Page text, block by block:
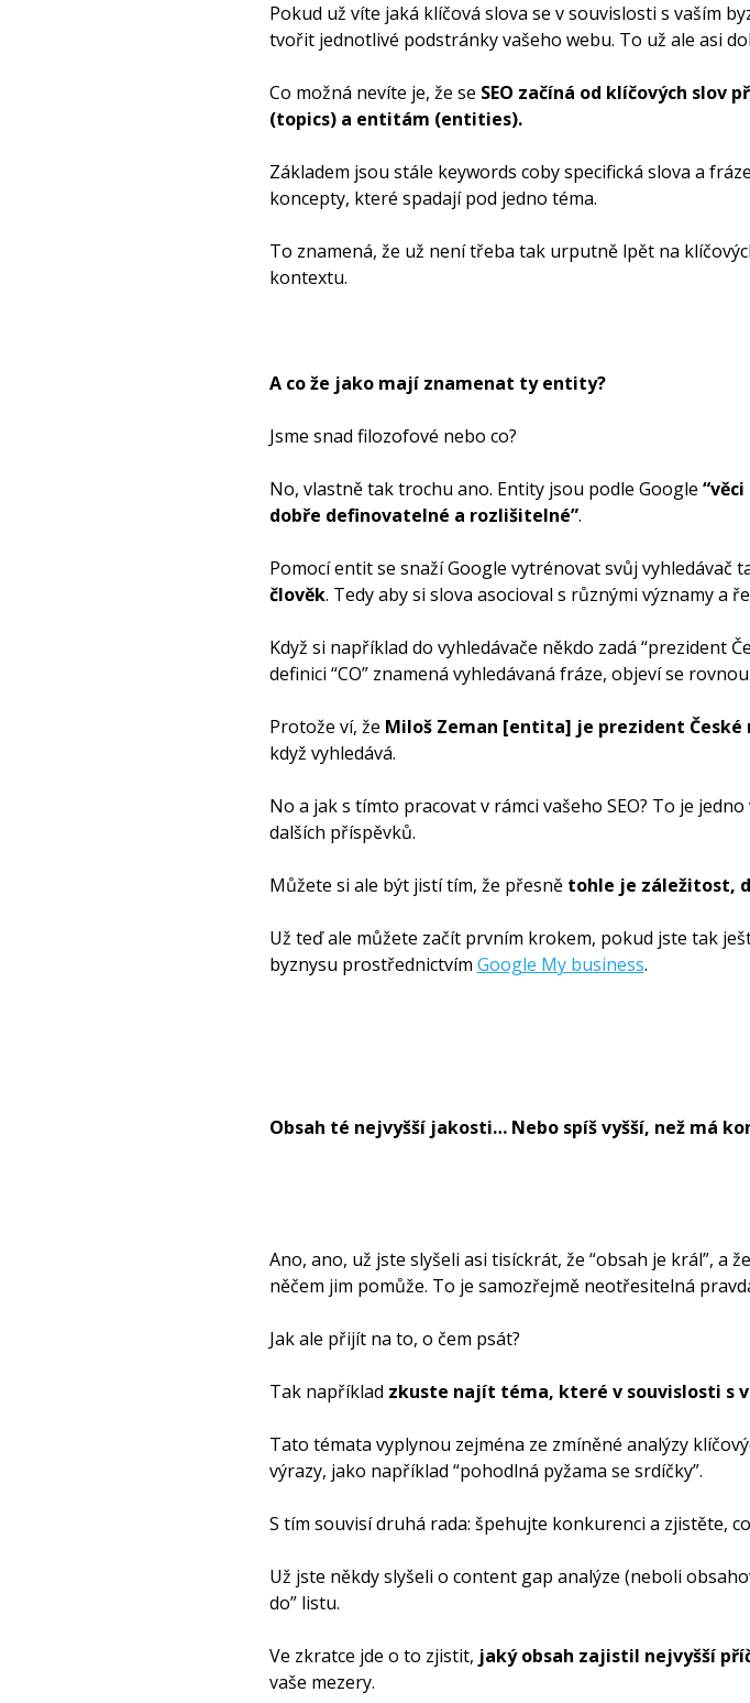
Pokud už víte jaká klíčová slova se v souvislosti s vaším
tvořit jednotlivé podstránky vašeho webu. To už ale asi
Co možná nevíte je, že se SEO začíná od klíčových
(topics) a entitám (entities).
Základem jsou stále keywords coby specifická slova a
koncepty, které spadají pod jedno téma.
To znamená, že už není třeba tak urputně lpět na
kontextu.
A co že jako mají znamenat ty entity?
Jsme snad filozofové nebo co?
No, vlastně tak trochu ano. Entity jsou podle Google
dobře definovatelné a rozlišitelné”.
Pomocí entit se snaží Google vytrénovat svůj vyhledávač
člověk. Tedy aby si slova asocioval s různými významy a
Když si například do vyhledávače někdo zadá “prezident
definici “CO” znamená vyhledávaná fráze, objeví se
Protože ví, že Miloš Zeman [entita] je prezident
když vyhledává.
No a jak s tímto pracovat v rámci vašeho SEO? To je
dalších příspěvků.
Můžete si ale být jistí tím, že přesně tohle je záležitost,
Už teď ale můžete začít prvním krokem, pokud jste tak
byznysu prostřednictvím Google My business.
Obsah té nejvyšší jakosti… Nebo spíš vyšší, než má
Ano, ano, už jste slyšeli asi tisíckrát, že “obsah je král”, a
něčem jim pomůže. To je samozřejmě neotřesitelná
Jak ale přijít na to, o čem psát?
Tak například zkuste najít téma, které v souvislosti s
Tato témata vyplynou zejména ze zmíněné analýzy
výrazy, jako například “pohodlná pyžama se srdíčky”.
S tím souvisí druhá rada: špehujte konkurenci a zjistěte,
Už jste někdy slyšeli o content gap analýze (neboli
do” listu.
Ve zkratce jde o to zjistit, jaký obsah zajistil nejvyšší
vaše mezery.